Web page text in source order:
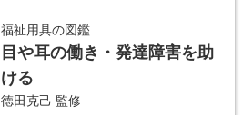
福祉用具の図鑑
目や耳の働き・発達障害を助
ける
徳田克己 監修